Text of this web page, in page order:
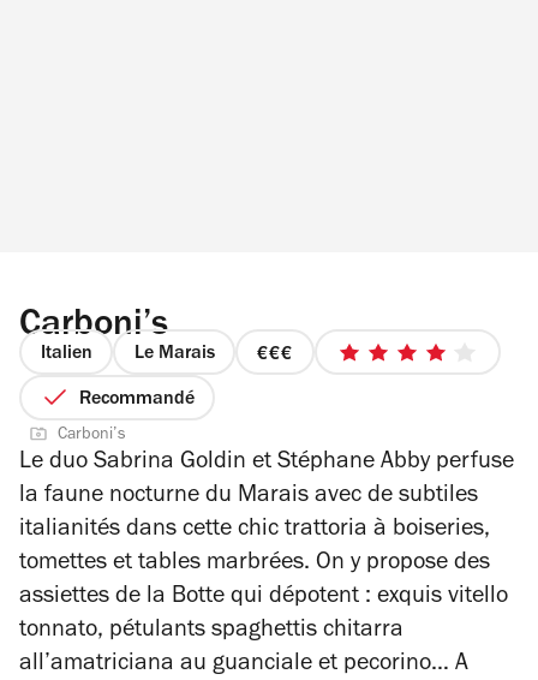
Carboni’s
Italien Le Marais
prix
4
4
étoiles
Recommandé
Carboni’s
Le duo Sabrina Goldin et Stéphane Abby perfuse
la faune nocturne du Marais avec de subtiles
italianités dans cette chic trattoria à boiseries,
tomettes et tables marbrées. On y propose des
assiettes de la Botte qui dépotent : exquis vitello
tonnato, pétulants spaghettis chitarra
all’amatriciana au guanciale et pecorino… A